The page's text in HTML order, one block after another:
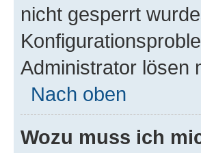
nicht gesperrt
Administrator lösen
Nach oben
Wozu muss ich